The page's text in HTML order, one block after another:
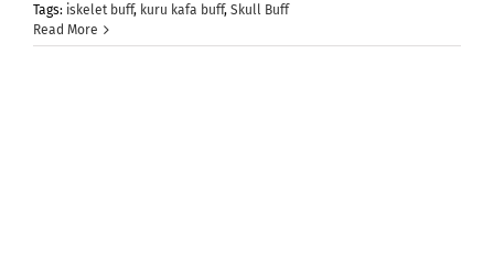
Tags: iskelet buff, kuru kafa buff, Skull Buff
Read More